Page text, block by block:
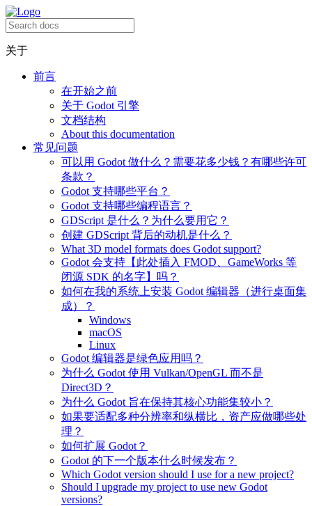
关于
前言
在开始之前
关于 Godot 引擎
文档结构
About this documentation
常见问题
可以用 Godot 做什么？需要花多少钱？有哪些许可
条款？
Godot 支持哪些平台？
Godot 支持哪些编程语言？
GDScript 是什么？为什么要用它？
创建 GDScript 背后的动机是什么？
What 3D model formats does Godot support?
Godot 会支持【此处插入 FMOD、GameWorks 等
闭源 SDK 的名字】吗？
如何在我的系统上安装 Godot 编辑器（进行桌面集
成）？
Windows
macOS
Linux
Godot 编辑器是绿色应用吗？
为什么 Godot 使用 Vulkan/OpenGL 而不是
Direct3D？
为什么 Godot 旨在保持其核心功能集较小？
如果要适配多种分辨率和纵横比，资产应做哪些处
理？
如何扩展 Godot？
Godot 的下一个版本什么时候发布？
Which Godot version should I use for a new project?
Should I upgrade my project to use new Godot
versions?